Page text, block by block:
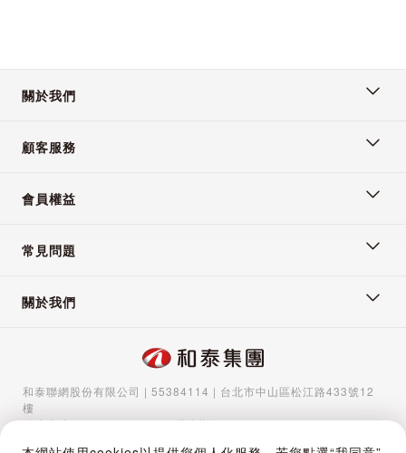
關於我們
顧客服務
會員權益
常見問題
關於我們
和泰聯網股份有限公司 | 55384114 | 台北市中山區松江路433號12
樓
服務專線：02-5570-1788| 聯絡信箱：gocs@hotaigo.com.tw| 服